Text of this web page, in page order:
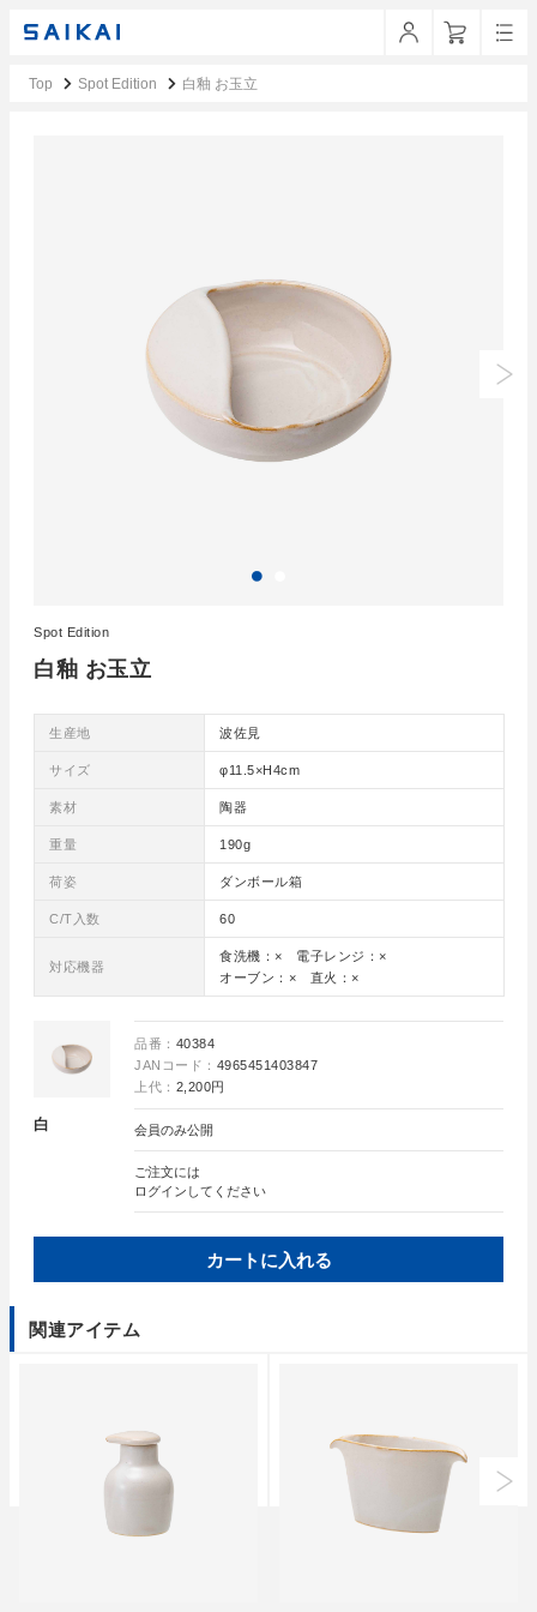
Top Spot Edition 白釉 お玉立
白釉 お玉立
Spot Edition
生産地 波佐見
サイズ φ11.5×H4cm
素材 陶器
重量 190g
荷姿 ダンボール箱
C/T入数 60
対応機器
食洗機：× 電子レンジ：×
オーブン：× 直火：×
白
品番： 40384
JANコード： 4965451403847
上代： 2,200円
会員のみ公開
ご注文には
ログイン してください
カートに入れる
関連アイテム